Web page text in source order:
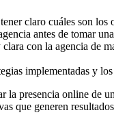
claro cuáles son
antes de tomar
con la agencia de
implementadas y
presencia online de
que generen